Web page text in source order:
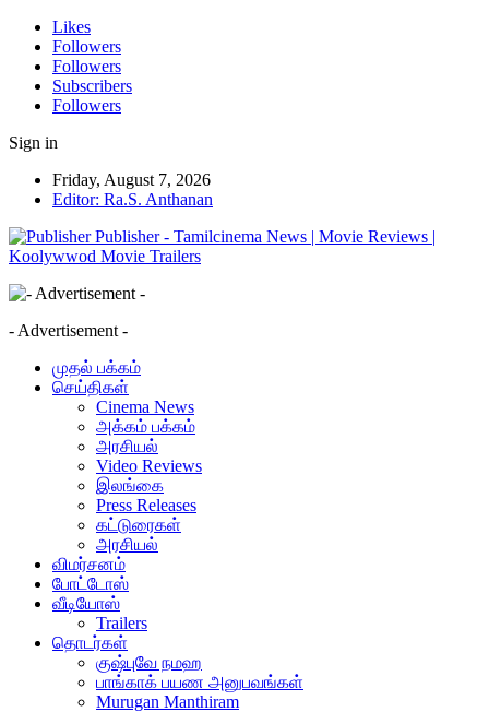
Likes
Followers
Followers
Subscribers
Followers
Sign in
Friday, August 7, 2026
Editor: Ra.S. Anthanan
Publisher - Tamilcinema News | Movie Reviews |
Koolywwod Movie Trailers
- Advertisement -
முதல் பக்கம்
செய்திகள்
Cinema News
அக்கம் பக்கம்
அரசியல்
Video Reviews
இலங்கை
Press Releases
கட்டுரைகள்
அரசியல்
விமர்சனம்
போட்டோஸ்
வீடியோஸ்
Trailers
தொடர்கள்
குஷ்புவே நமஹ
பாங்காக் பயண அனுபவங்கள்
Murugan Manthiram